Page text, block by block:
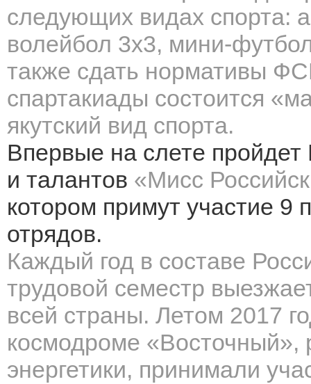
следующих видах спорта:
волейбол 3х3, мини-
также сдать нормативы
спартакиады состоится
якутский вид спорта.
Впервые на слете пройдет
и талантов «Мисс
котором примут участие 9
отрядов.
Каждый год в составе
трудовой семестр
всей страны. Летом 2017
космодроме «Восточный»,
энергетики, принимали